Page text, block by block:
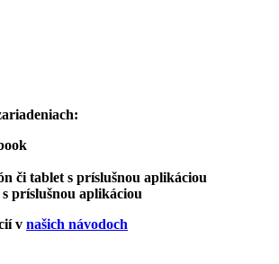
či tablet s príslušnou aplikáciou
s príslušnou aplikáciou
v našich návodoch